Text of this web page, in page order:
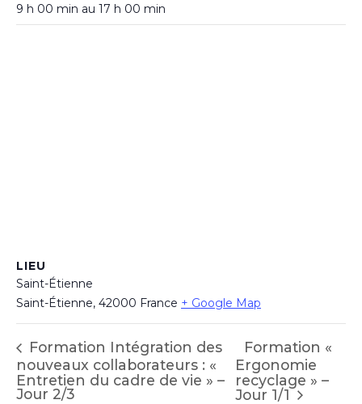
9 h 00 min au 17 h 00 min
LIEU
Saint-Étienne
Saint-Étienne, 42000 France + Google Map
Formation Intégration des
nouveaux collaborateurs : «
Entretien du cadre de vie » –
Jour 2/3
Formation «
Ergonomie
recyclage » –
Jour 1/1